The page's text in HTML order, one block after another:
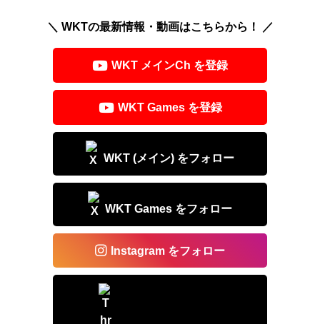
a
s
e
c
e
b
o
o
k
ail
＼ WKTの最新情報・動画はこちらから！ ／
WKT メインCh を登録
WKT Games を登録
WKT (メイン) をフォロー
WKT Games をフォロー
Instagram をフォロー